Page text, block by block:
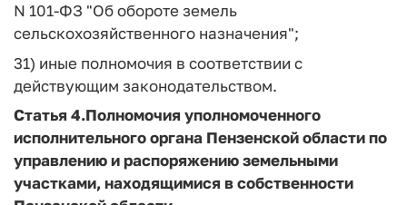
N 101-ФЗ "Об обороте земель
сельскохозяйственного назначения";
31) иные полномочия в соответствии с
действующим законодательством.
Статья 4.Полномочия уполномоченного
исполнительного органа Пензенской области по
управлению и распоряжению земельными
участками, находящимися в собственности